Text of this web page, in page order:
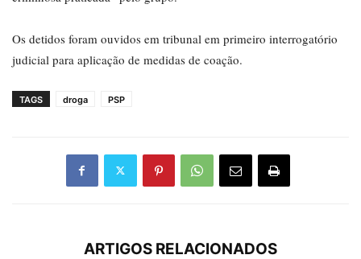
Os detidos foram ouvidos em tribunal em primeiro interrogatório
judicial para aplicação de medidas de coação.
TAGS droga PSP
ARTIGOS RELACIONADOS